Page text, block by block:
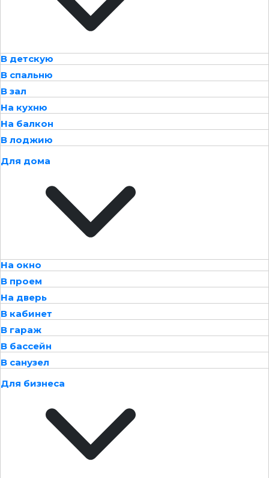
В детскую
В спальню
В зал
На кухню
На балкон
В лоджию
Для дома
На окно
В проем
На дверь
В кабинет
В гараж
В бассейн
В санузел
Для бизнеса